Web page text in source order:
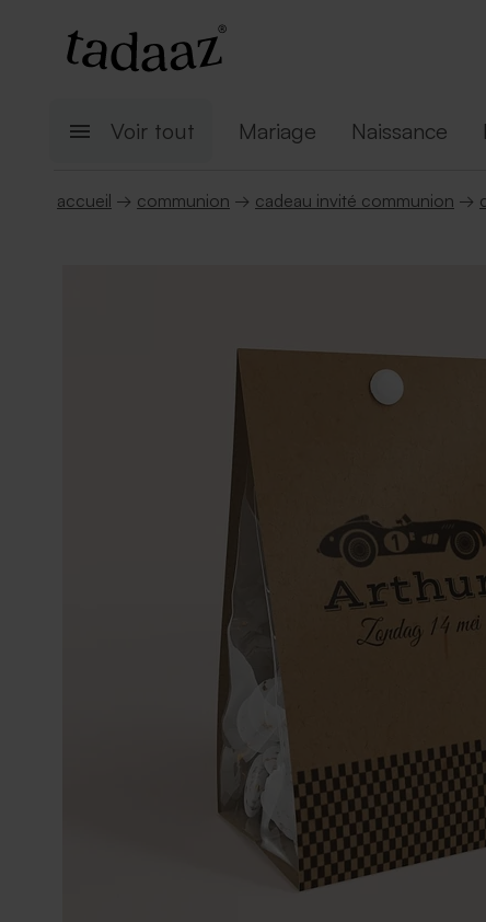
Voir tout Mariage Naissance
accueil → communion → cadeau invité communion →